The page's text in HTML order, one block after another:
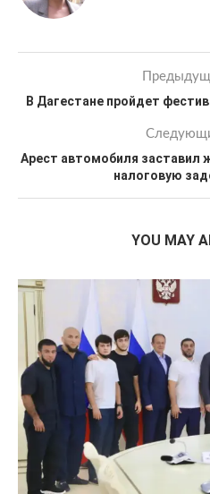
В Дагестане пройдет
Арест автомобиля заставил
налоговую
YOU MAY